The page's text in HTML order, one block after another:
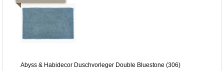
Abyss & Habidecor Duschvorleger Double Bluestone (306)